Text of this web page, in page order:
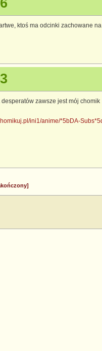
ktoś ma odcinki zachowane
desperatów zawsze jest mój chomik
ini1/anime/*5bDA-